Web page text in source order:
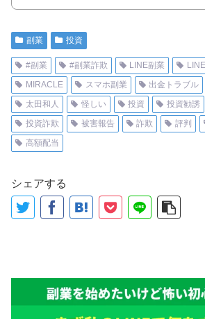
副業 投資
#副業 #副業詐欺 LINE副業
MIRACLE
スマホ副業 出金トラブル
太田和人
怪しい 投資 投資勧誘
投資詐欺
被害報告 詐欺 評判
高額配当
シェアする